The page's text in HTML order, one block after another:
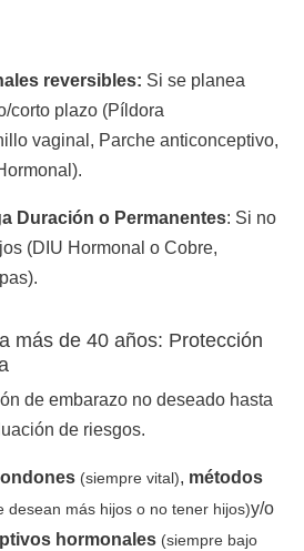
reversibles: Si se planea
corto plazo (Píldora
vaginal, Parche anticonceptivo,
Duración o Permanentes: Si no
(DIU Hormonal o Cobre,
más de 40 años: Protección
de embarazo no deseado hasta
de riesgos.
(siempre vital), métodos
desean más hijos o no tener hijos)y/o
hormonales (siempre bajo